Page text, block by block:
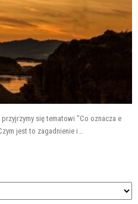
się tematowi "Co oznacza e
jest to zagadnienie i...